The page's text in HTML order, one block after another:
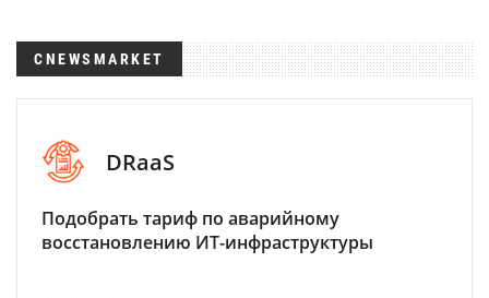
CNEWSMARKET
DRaaS
Подобрать тариф по аварийному
восстановлению ИТ-инфраструктуры